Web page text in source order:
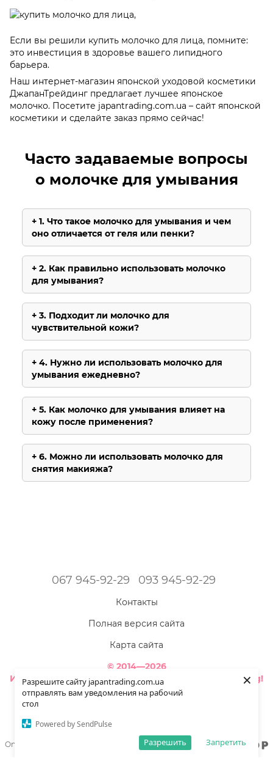
Разрешите сайту japantrading.com.ua
отправлять вам уведомления на рабочий
стол
Powered by SendPulse
Запретить
Разрешить
×
Если вы решили купить молочко для лица, помните:
это инвестиция в здоровье вашего липидного
барьера.
Наш интернет-магазин японской уходовой косметики
ДжапанТрейдинг предлагает лучшее японское
молочко. Посетите japantrading.com.ua – сайт японской
косметики и сделайте заказ прямо сейчас!
Часто задаваемые вопросы
о молочке для умывания
1. Что такое молочко для умывания и чем
оно отличается от геля или пенки?
2. Как правильно использовать молочко
для умывания?
3. Подходит ли молочко для
чувствительной кожи?
4. Нужно ли использовать молочко для
умывания ежедневно?
5. Как молочко для умывания влияет на
кожу после применения?
6. Можно ли использовать молочко для
снятия макияжа?
067 945-92-29 093 945-92-29
Контакты
Полная версия сайта
Карта сайта
© 2014—2026
Интернет-магазин товаров из Японии - Japan Trading!
Наша красота ярче - когда мы полностью здоровы!
Online store built with Horoshop